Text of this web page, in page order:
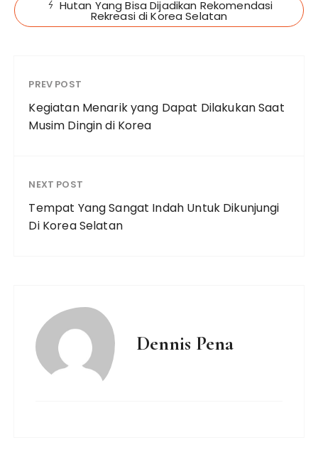
Hutan Yang Bisa Dijadikan Rekomendasi
Rekreasi di Korea Selatan
PREV POST
Kegiatan Menarik yang Dapat Dilakukan Saat
Musim Dingin di Korea
NEXT POST
Tempat Yang Sangat Indah Untuk Dikunjungi
Di Korea Selatan
Dennis Pena